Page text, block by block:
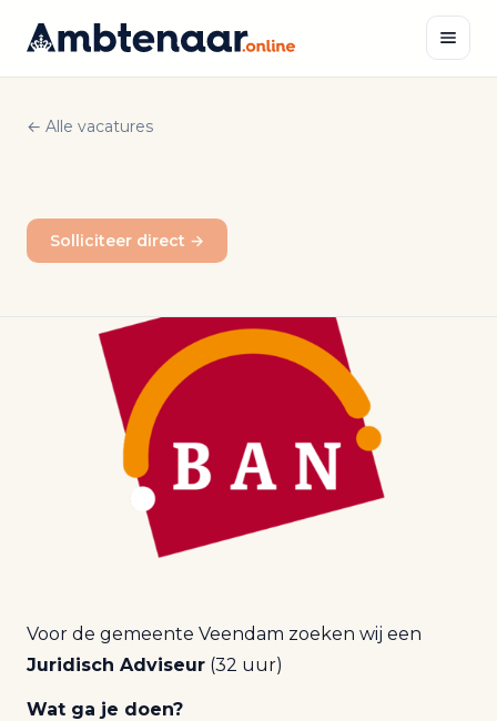
inhoud
← Alle vacatures
Solliciteer direct →
Voor de gemeente Veendam zoeken wij een
Juridisch Adviseur (32 uur)
Wat ga je doen?